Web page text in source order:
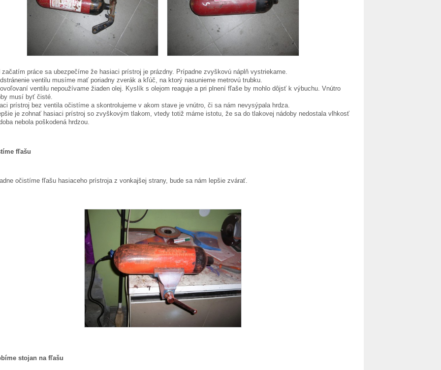
začatím práce sa ubezpečíme že hasiaci prístroj je prázdny. Prípadne zvyškovú náplň vystriekame.
ventilu musíme mať poriadny zverák a kľúč, na ktorý nasunieme metrovú trubku.
ventilu nepoužívame žiaden olej. Kyslík s olejom reaguje a pri plnení fľaše by mohlo dôjsť k výbuchu. Vnútro
musí byť čisté.
prístroj bez ventila očistíme a skontrolujeme v akom stave je vnútro, či sa nám nevysýpala hrdza.
je zohnať hasiaci prístroj so zvyškovým tlakom, vtedy totiž máme istotu, že sa do tlakovej nádoby nedostala vlhkosť
nebola poškodená hrdzou.
fľašu
očistíme fľašu hasiaceho prístroja z vonkajšej strany, bude sa nám lepšie zvárať.
stojan na fľašu